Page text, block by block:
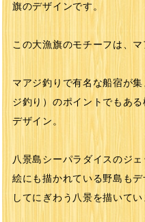
旗のデザインです。
この大漁旗のモチーフは、マ
マアジ釣りで有名な船宿が
ジ釣り）のポイントでもあ
デザイン。
八景島シーパラダイスのジ
絵にも描かれている野島も
してにぎわう八景を描いてい